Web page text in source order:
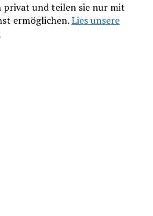
privat und teilen sie nur mit
ermöglichen.Lies unsere